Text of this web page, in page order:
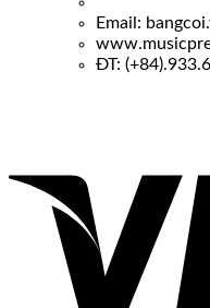
Email:
ĐT: